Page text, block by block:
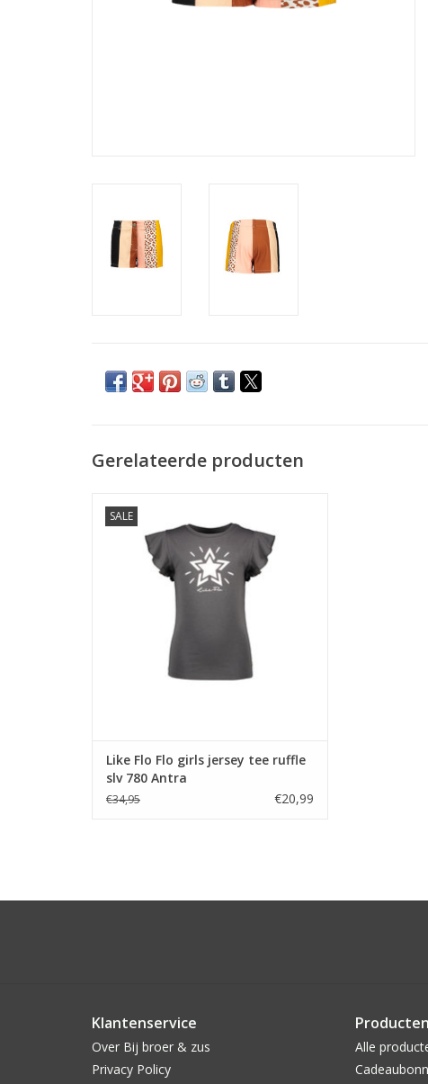
Gerelateerde producten
SALE
TOEVOEGEN AAN WINKELWAGEN
Like Flo Flo girls jersey tee ruffle
slv 780 Antra
€34,95 €20,99
Klantenservice
Over Bij broer & zus
Privacy Policy
Producten
Alle